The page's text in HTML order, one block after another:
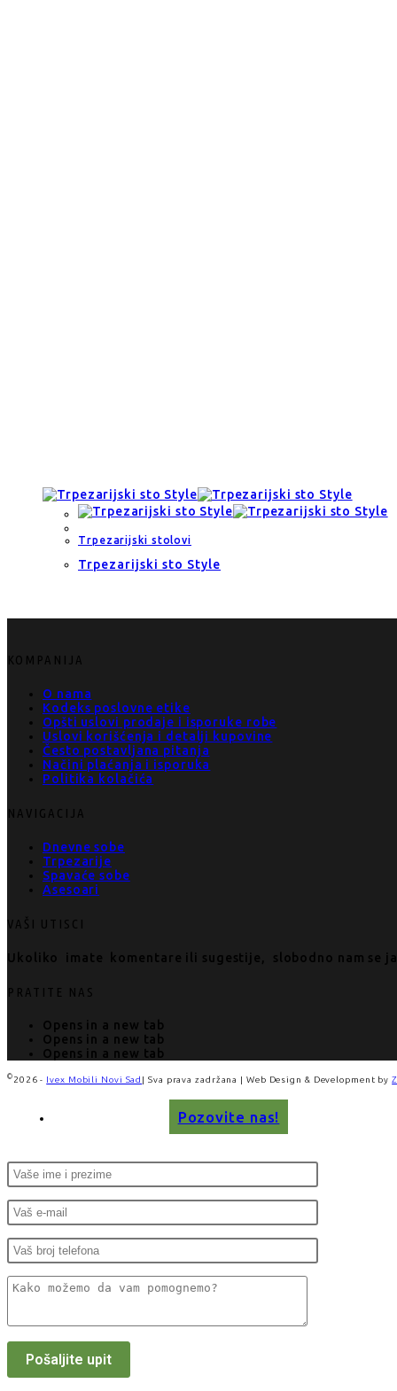
Trpezarijski stolovi
Trpezarijski sto Style
KOMPANIJA
O nama
Kodeks poslovne etike
Opšti uslovi prodaje i isporuke robe
Uslovi korišćenja i detalji kupovine
Često postavljana pitanja
Načini plaćanja i isporuka
Politika kolačića
NAVIGACIJA
Dnevne sobe
Trpezarije
Spavaće sobe
Asesoari
VAŠI UTISCI
Ukoliko imate komentare ili sugestije, slobodno nam se
PRATITE NAS
Opens in a new tab
Opens in a new tab
Opens in a new tab
© 2026 - Ivex Mobili Novi Sad | Sva prava zadržana | Web Design & Development by
Pozovite nas!